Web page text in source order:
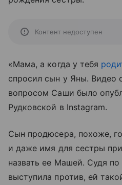
Контент недоступен
«Мама, а когда у тебя
спросил сын у Яны. Видео
вопросом Саши было
Рудковской в Instagram.
Сын продюсера, похоже,
и даже имя для сестры
назвать ее Машей. Судя
выступила против, ей